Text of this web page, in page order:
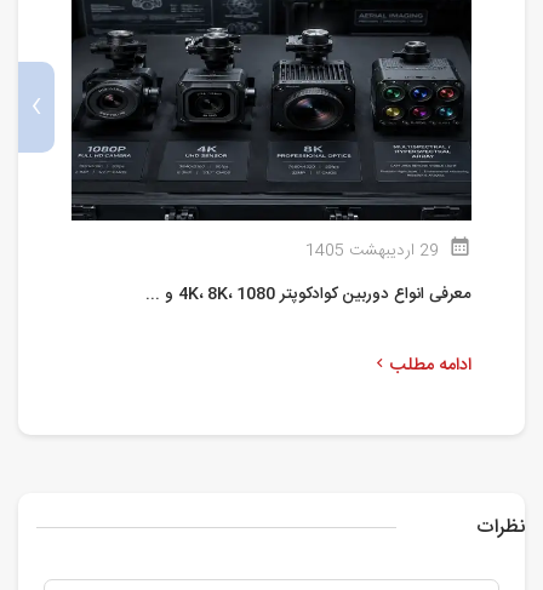
29 اردیبهشت 1405
معرفی انواع دوربین کوادکوپتر 4K، 8K، 1080 و ...
ادامه مطلب
›
نظرات